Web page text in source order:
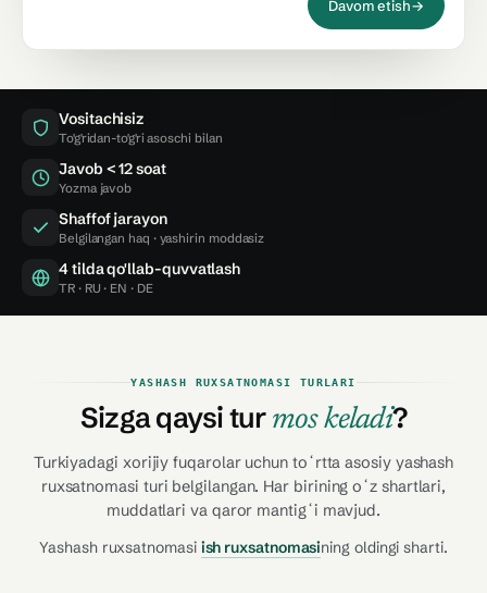
Davom etish→
Vositachisiz
To'g'ridan-to'g'ri asoschi bilan
Javob < 12 soat
Yozma javob
Shaffof jarayon
Belgilangan haq · yashirin moddasiz
4 tilda qo'llab-quvvatlash
TR · RU · EN · DE
YASHASH RUXSATNOMASI TURLARI
Sizga qaysi tur mos keladi?
Turkiyadagi xorijiy fuqarolar uchun toʻrtta asosiy yashash
ruxsatnomasi turi belgilangan. Har birining oʻz shartlari,
muddatlari va qaror mantigʻi mavjud.
Yashash ruxsatnomasi ish ruxsatnomasining oldingi sharti.